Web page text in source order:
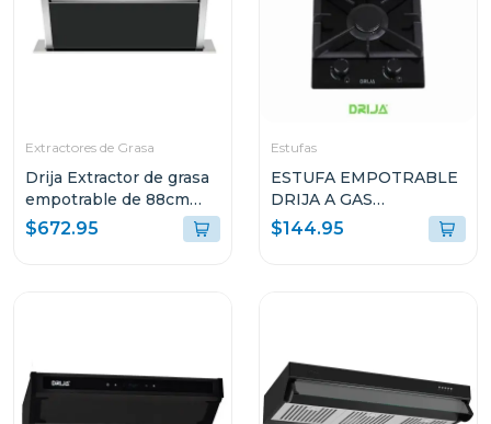
Extractores de Grasa
Drija Extractor de grasa
empotrable de 88cm
color acero
$672.95
Estufas
ESTUFA EMPOTRABLE
DRIJA A GAS
TOSCANA30 DE 29.4CM
CON 2 QUEMADORES
$144.95